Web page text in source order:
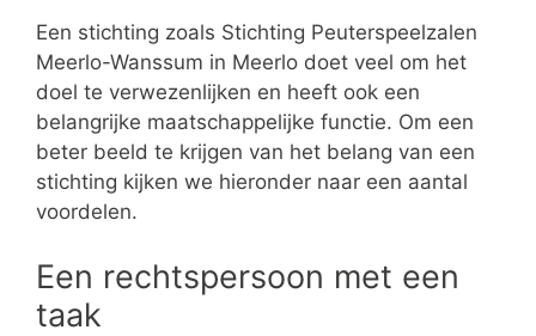
Een stichting zoals Stichting Peuterspeelzalen
Meerlo-Wanssum in Meerlo doet veel om het
doel te verwezenlijken en heeft ook een
belangrijke maatschappelijke functie. Om een
beter beeld te krijgen van het belang van een
stichting kijken we hieronder naar een aantal
voordelen.
Een rechtspersoon met een
taak